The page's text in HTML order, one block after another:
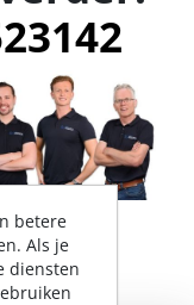
betere
Als je
diensten